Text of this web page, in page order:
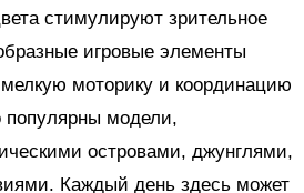
стимулируют зрительное
игровые элементы
моторику и координацию
модели,
островами, джунглями,
Каждый день здесь может